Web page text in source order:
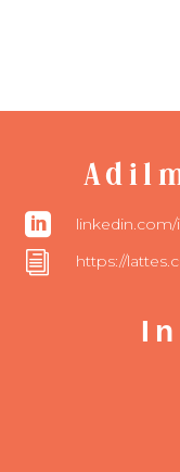

i https://